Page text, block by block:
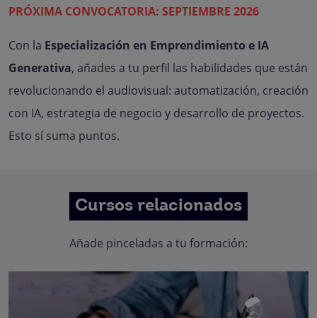
PRÓXIMA CONVOCATORIA: SEPTIEMBRE 2026
Con la Especialización en Emprendimiento e IA
Generativa, añades a tu perfil las habilidades que están
revolucionando el audiovisual: automatización, creación
con IA, estrategia de negocio y desarrollo de proyectos.
Esto sí suma puntos.
Cursos relacionados
Añade pinceladas a tu formación: